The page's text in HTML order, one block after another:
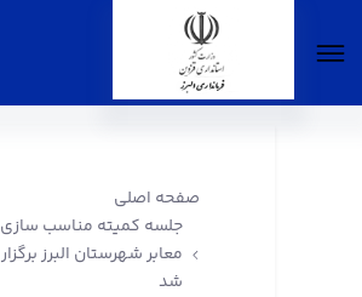
صفحه اصلی
جلسه کمیته مناسب سازی
معابر شهرستان البرز برگزار
شد